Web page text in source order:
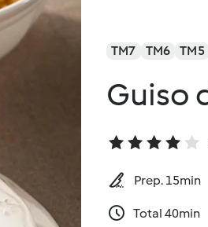
TM7 TM6 TM5
Guiso
Prep. 15min
Total 40min